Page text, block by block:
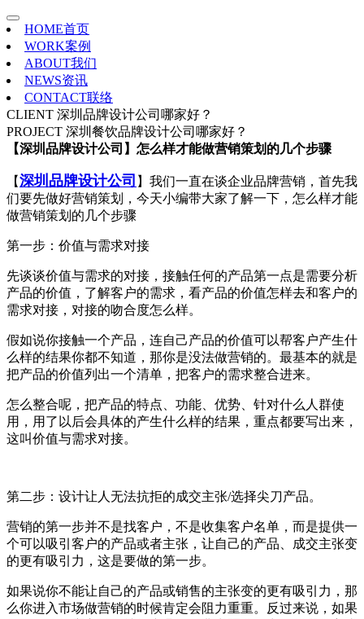
HOME首页
WORK案例
ABOUT我们
NEWS资讯
CONTACT联络
CLIENT 深圳品牌设计公司哪家好？
PROJECT 深圳餐饮品牌设计公司哪家好？
【深圳品牌设计公司】怎么样才能做营销策划的几个步骤
【深圳品牌设计公司 】我们一直在谈企业品牌营销，首先我
们要先做好营销策划，今天小编带大家了解一下，怎么样才能
做营销策划的几个步骤
第一步：价值与需求对接
先谈谈价值与需求的对接，接触任何的产品第一点是需要分析
产品的价值，了解客户的需求，看产品的价值怎样去和客户的
需求对接，对接的吻合度怎么样。
假如说你接触一个产品，连自己产品的价值可以帮客户产生什
么样的结果你都不知道，那你是没法做营销的。最基本的就是
把产品的价值列出一个清单，把客户的需求整合进来。
怎么整合呢，把产品的特点、功能、优势、针对什么人群使
用，用了以后会具体的产生什么样的结果，重点都要写出来，
这叫价值与需求对接。
第二步：设计让人无法抗拒的成交主张/选择尖刀产品。
营销的第一步并不是找客户，不是收集客户名单，而是提供一
个可以吸引客户的产品或者主张，让自己的产品、成交主张变
的更有吸引力，这是要做的第一步。
如果说你不能让自己的产品或销售的主张变的更有吸引力，那
么你进入市场做营销的时候肯定会阻力重重。反过来说，如果